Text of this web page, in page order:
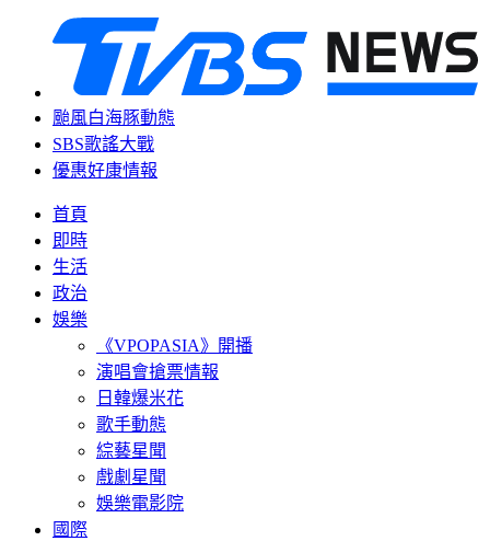
颱風白海豚動態
SBS歌謠大戰
優惠好康情報
首頁
即時
生活
政治
娛樂
《VPOPASIA》開播
演唱會搶票情報
日韓爆米花
歌手動態
綜藝星聞
戲劇星聞
娛樂電影院
國際